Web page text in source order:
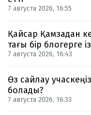
7 августа 2026, 16:55
Қайсар Қамзадан
тағы бір блогерге
7 августа 2026, 16:43
Өз сайлау
болады?
7 августа 2026, 16:33